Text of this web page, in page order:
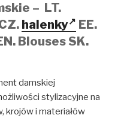
– LT.
halenky
EE.
BlousesSK.
damskiej
stylizacyjne na
krojów i materiałów